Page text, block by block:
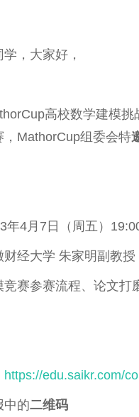
，大家好，
高校数学建模
，MathorCup组委会特
年4月7日（周五）
财经大学 朱家明副教授
赛参赛流程、论文打
https://edu.saikr.com/
中的二维码